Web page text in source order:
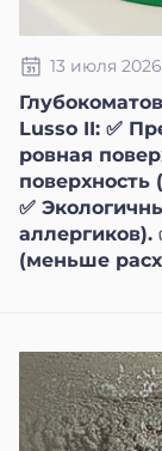
13 июля 2026
Lusso II: ✅
ровная
поверхность
✅
аллергиков).
(меньше